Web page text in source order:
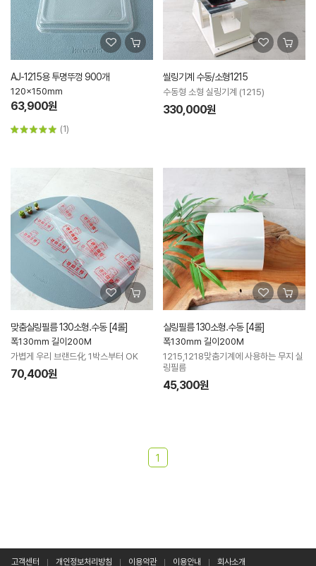
AJ-1215용 투명뚜껑 900개
120x150mm
63,900원
(1)
씰링기계 수동/소형1215
수동형 소형 실링기계 (1215)
330,000원
맞춤실링필름 130소형.수동 [4롤]
폭130mm 길이200M
가볍게 우리 브랜드化 1박스부터 OK
70,400원
실링필름 130소형.수동 [4롤]
폭130mm 길이200M
1215,1218맞춤기계에 사용하는 무지 실
링필름
45,300원
1
고객센터 개인정보처리방침 이용약관 이용안내 회사소개